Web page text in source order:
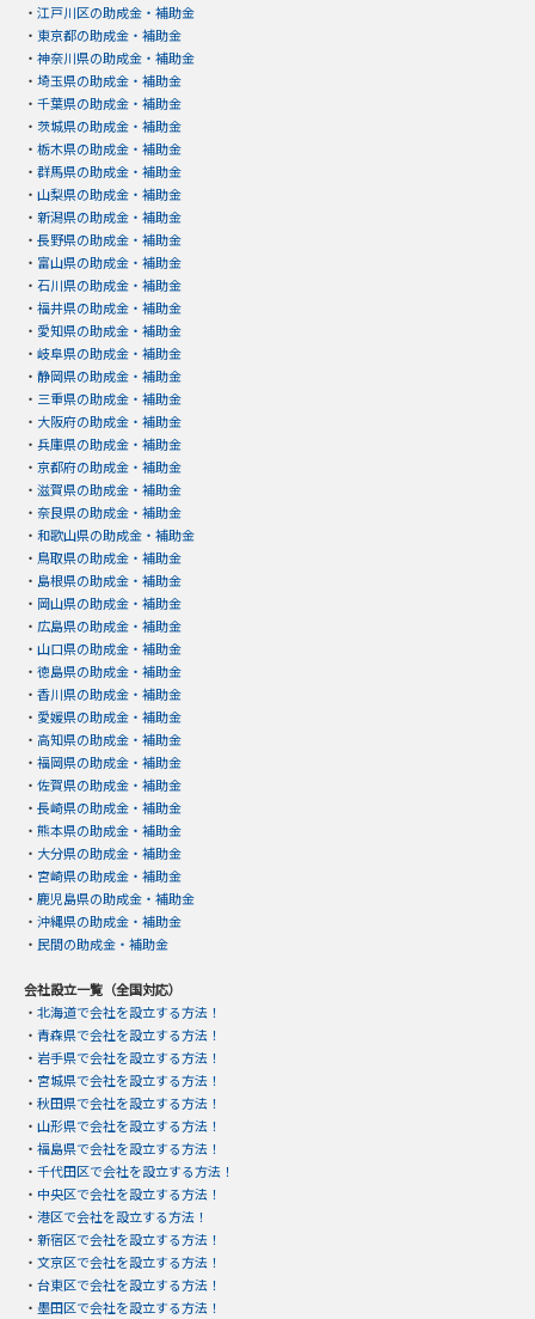
・ 江戸川区の助成金・補助金
・ 東京都の助成金・補助金
・ 神奈川県の助成金・補助金
・ 埼玉県の助成金・補助金
・ 千葉県の助成金・補助金
・ 茨城県の助成金・補助金
・ 栃木県の助成金・補助金
・ 群馬県の助成金・補助金
・ 山梨県の助成金・補助金
・ 新潟県の助成金・補助金
・ 長野県の助成金・補助金
・ 富山県の助成金・補助金
・ 石川県の助成金・補助金
・ 福井県の助成金・補助金
・ 愛知県の助成金・補助金
・ 岐阜県の助成金・補助金
・ 静岡県の助成金・補助金
・ 三重県の助成金・補助金
・ 大阪府の助成金・補助金
・ 兵庫県の助成金・補助金
・ 京都府の助成金・補助金
・ 滋賀県の助成金・補助金
・ 奈良県の助成金・補助金
・ 和歌山県の助成金・補助金
・ 鳥取県の助成金・補助金
・ 島根県の助成金・補助金
・ 岡山県の助成金・補助金
・ 広島県の助成金・補助金
・ 山口県の助成金・補助金
・ 徳島県の助成金・補助金
・ 香川県の助成金・補助金
・ 愛媛県の助成金・補助金
・ 高知県の助成金・補助金
・ 福岡県の助成金・補助金
・ 佐賀県の助成金・補助金
・ 長崎県の助成金・補助金
・ 熊本県の助成金・補助金
・ 大分県の助成金・補助金
・ 宮崎県の助成金・補助金
・ 鹿児島県の助成金・補助金
・ 沖縄県の助成金・補助金
・ 民間の助成金・補助金
会社設立一覧（全国対応）
・ 北海道で会社を設立する方法！
・ 青森県で会社を設立する方法！
・ 岩手県で会社を設立する方法！
・ 宮城県で会社を設立する方法！
・ 秋田県で会社を設立する方法！
・ 山形県で会社を設立する方法！
・ 福島県で会社を設立する方法！
・ 千代田区で会社を設立する方法！
・ 中央区で会社を設立する方法！
・ 港区で会社を設立する方法！
・ 新宿区で会社を設立する方法！
・ 文京区で会社を設立する方法！
・ 台東区で会社を設立する方法！
・ 墨田区で会社を設立する方法！